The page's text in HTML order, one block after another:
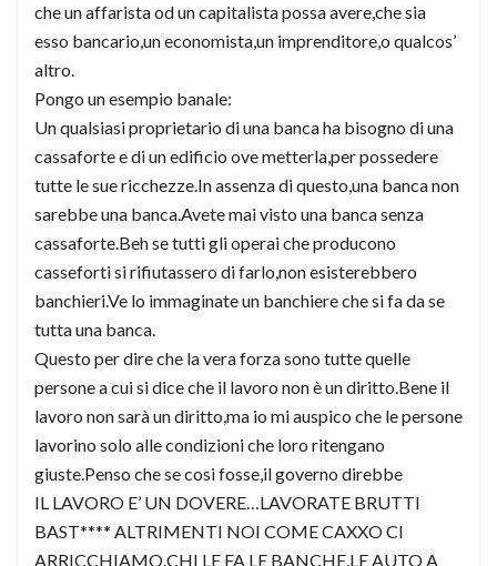
che un affarista od un capitalista possa avere,che sia
esso bancario,un economista,un imprenditore,o qualcos’
altro.
Pongo un esempio banale:
Un qualsiasi proprietario di una banca ha bisogno di una
cassaforte e di un edificio ove metterla,per possedere
tutte le sue ricchezze.In assenza di questo,una banca non
sarebbe una banca.Avete mai visto una banca senza
cassaforte.Beh se tutti gli operai che producono
casseforti si rifiutassero di farlo,non esisterebbero
banchieri.Ve lo immaginate un banchiere che si fa da se
tutta una banca.
Questo per dire che la vera forza sono tutte quelle
persone a cui si dice che il lavoro non è un diritto.Bene il
lavoro non sarà un diritto,ma io mi auspico che le persone
lavorino solo alle condizioni che loro ritengano
giuste.Penso che se cosi fosse,il governo direbbe
IL LAVORO E’ UN DOVERE…LAVORATE BRUTTI
BAST**** ALTRIMENTI NOI COME CAXXO CI
ARRICCHIAMO.CHI LE FA LE BANCHE,LE AUTO A